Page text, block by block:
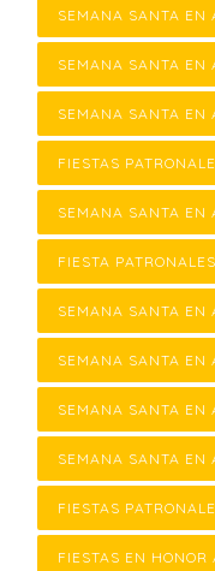
SEMANA SANTA EN
SEMANA SANTA EN
SEMANA SANTA EN
FIESTAS
SEMANA SANTA EN
FIESTA
SEMANA SANTA EN
SEMANA SANTA EN
SEMANA SANTA EN
SEMANA SANTA EN
FIESTAS
FIESTAS EN